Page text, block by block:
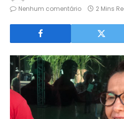
Nenhum comentário
2 Mins